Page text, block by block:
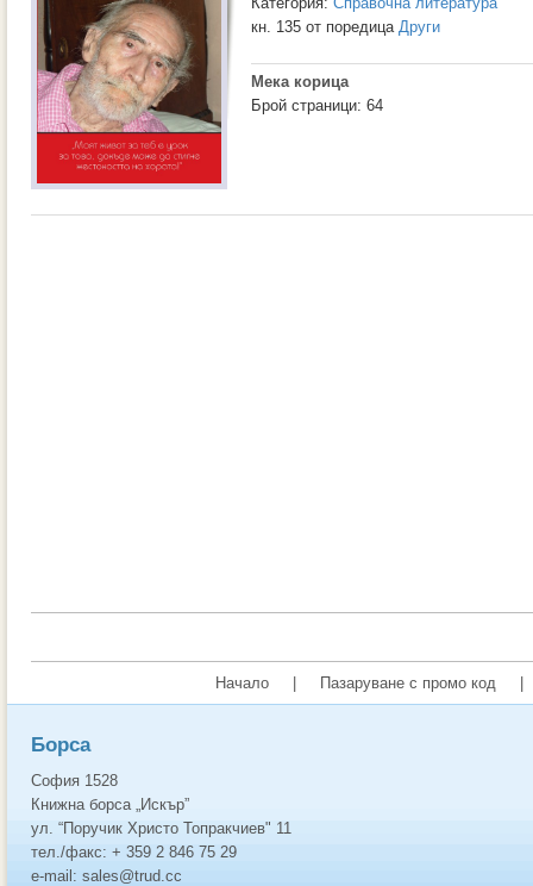
кн. 135 от поредица Други
Мека корица
Брой страници: 64
Начало Пазаруване с промо код
Борса
София 1528
Книжна борса „Искър”
ул. “Поручик Христо Топракчиев" 11
тел./факс: + 359 2 846 75 29
e-mail: sales@trud.cc